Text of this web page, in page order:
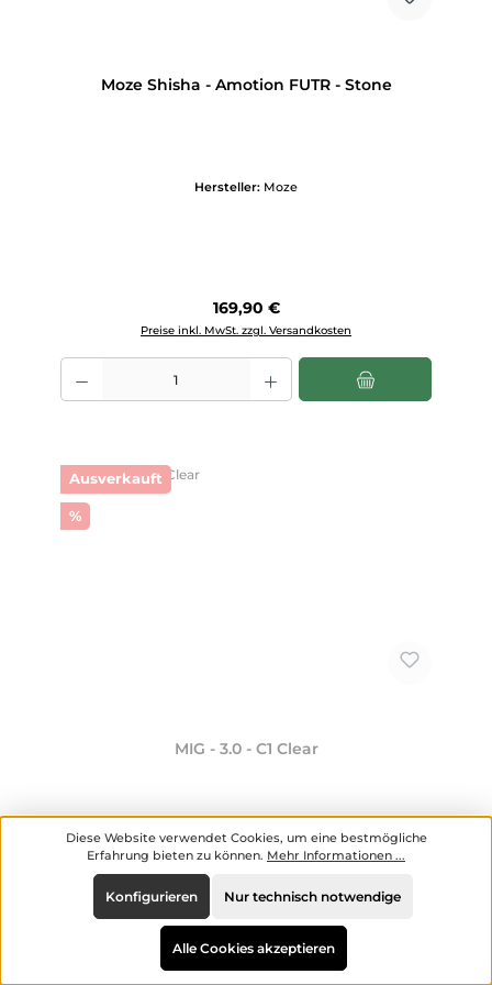
Moze Shisha - Amotion FUTR - Stone
Hersteller: Moze
Regulärer Preis:
169,90 €
Preise inkl. MwSt. zzgl. Versandkosten
Produkt Anzahl: Gib den gewünschten Wert ein oder benutze die
Ausverkauft
%Rabatt
MIG - 3.0 - C1 Clear
Hersteller:MIG Shisha
Verkaufspreis:
260,00 € Regulärer Preis:
360,00 € (27.78% gespart)
Diese Website verwendet Cookies, um eine bestmögliche
Erfahrung bieten zu können. Mehr Informationen ...
Nur technisch notwendige
Konfigurieren
Alle Cookies akzeptieren